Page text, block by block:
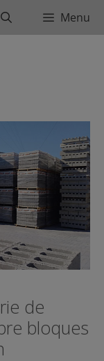
BuscarMenu
de
bloques